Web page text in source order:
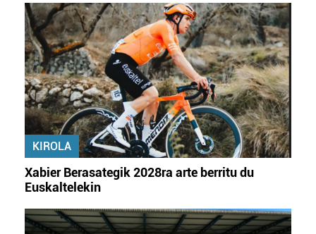
fitxategiak erabiltzen ditu. Zure esperientzia eta
zerbitzuak hobetzeko asmoz, cookie teknologiaz
baliatzen gara. Ohar hau onartuz gero, teknologia hori
erabiltzeko baimen esplizitua ematen diguzu.Gehiago
irakurri
KIROLA
Xabier Berasategik 2028ra arte berritu du
Euskaltelekin